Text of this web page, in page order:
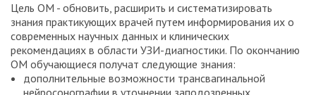
Цель ОМ - обновить, расширить и систематизировать
знания практикующих врачей путем информирования их о
современных научных данных и клинических
рекомендациях в области УЗИ-диагностики. По окончанию
ОМ обучающиеся получат следующие знания:
дополнительные возможности трансвагинальной